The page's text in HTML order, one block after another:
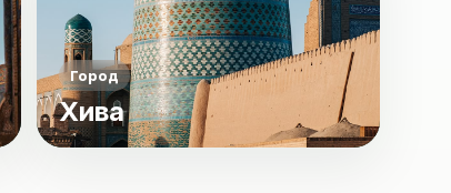
Город
Хива